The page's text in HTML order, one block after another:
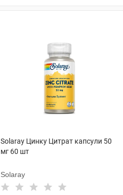
Solaray Цинку Цитрат капсули 50
мг 60 шт
Solaray